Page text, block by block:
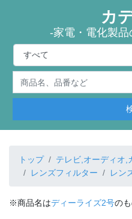
カ
-家電・電化製
トップ テレビ,オーディオ,
レンズフィルター
レン
※商品名はディーライズ2号の